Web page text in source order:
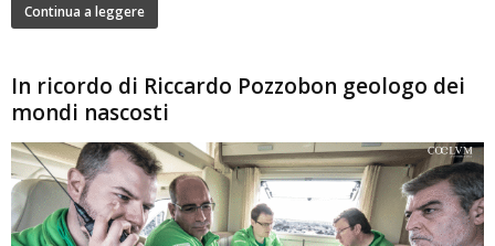
Continua a leggere
In ricordo di Riccardo Pozzobon geologo dei
mondi nascosti